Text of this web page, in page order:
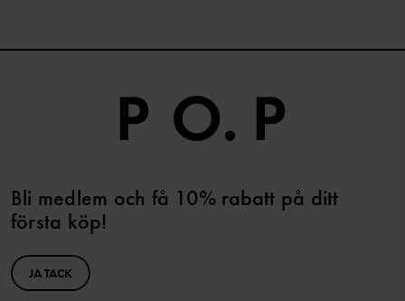
Bli medlem och få 10% rabatt på ditt
första köp!
JA TACK